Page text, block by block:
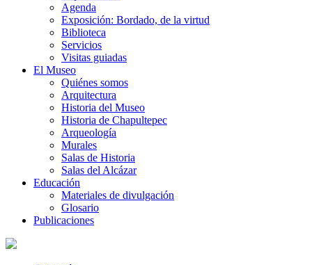
Agenda
Exposición: Bordado, de la virtud
Biblioteca
Servicios
Visitas guiadas
El Museo
Quiénes somos
Arquitectura
Historia del Museo
Historia de Chapultepec
Arqueología
Murales
Salas de Historia
Salas del Alcázar
Educación
Materiales de divulgación
Glosario
Publicaciones